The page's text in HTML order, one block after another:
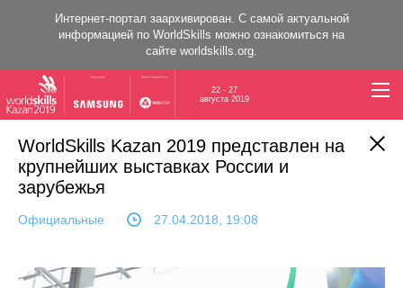
Интернет-портал заархивирован. C самой актуальной
информацией по WorldSkills можно ознакомиться на
сайте worldskills.org
22 - 27
августа 2019
WorldSkills Kazan 2019 представлен на
крупнейших выставках России и
зарубежья
Официальные 27.04.2018, 19:08